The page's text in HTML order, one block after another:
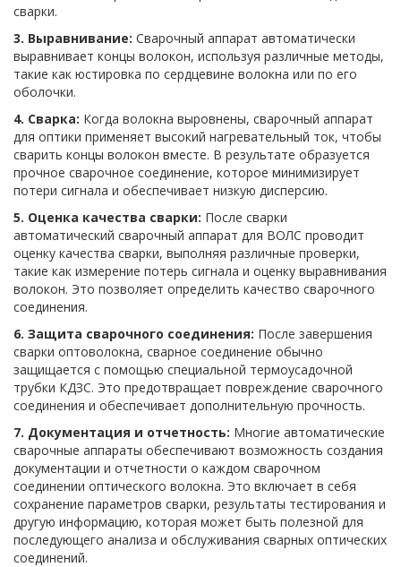
сварки.
3. Выравнивание: Сварочный аппарат автоматически
выравнивает концы волокон, используя различные методы,
такие как юстировка по сердцевине волокна или по его
оболочки.
4. Сварка: Когда волокна выровнены, сварочный аппарат
для оптики применяет высокий нагревательный ток, чтобы
сварить концы волокон вместе. В результате образуется
прочное сварочное соединение, которое минимизирует
потери сигнала и обеспечивает низкую дисперсию.
5. Оценка качества сварки: После сварки
автоматический сварочный аппарат для ВОЛС проводит
оценку качества сварки, выполняя различные проверки,
такие как измерение потерь сигнала и оценку выравнивания
волокон. Это позволяет определить качество сварочного
соединения.
6. Защита сварочного соединения: После завершения
сварки оптоволокна, сварное соединение обычно
защищается с помощью специальной термоусадочной
трубки КДЗС. Это предотвращает повреждение сварочного
соединения и обеспечивает дополнительную прочность.
7. Документация и отчетность: Многие автоматические
сварочные аппараты обеспечивают возможность создания
документации и отчетности о каждом сварочном
соединении оптического волокна. Это включает в себя
сохранение параметров сварки, результаты тестирования и
другую информацию, которая может быть полезной для
последующего анализа и обслуживания сварных оптических
соединений.